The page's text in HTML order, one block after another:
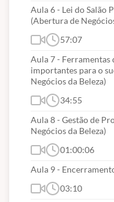
Aula 6 - Lei do Salão
(Abertura de
57:07
Aula 7 - Ferramentas
importantes para o
Negócios da Beleza)
34:55
Aula 8 - Gestão de
Negócios da Beleza)
01:00:06
Aula 9 -
03:10